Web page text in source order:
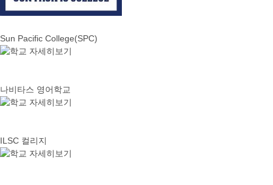
Sun Pacific College(SPC)
나비타스 영어학교
ILSC 컬리지